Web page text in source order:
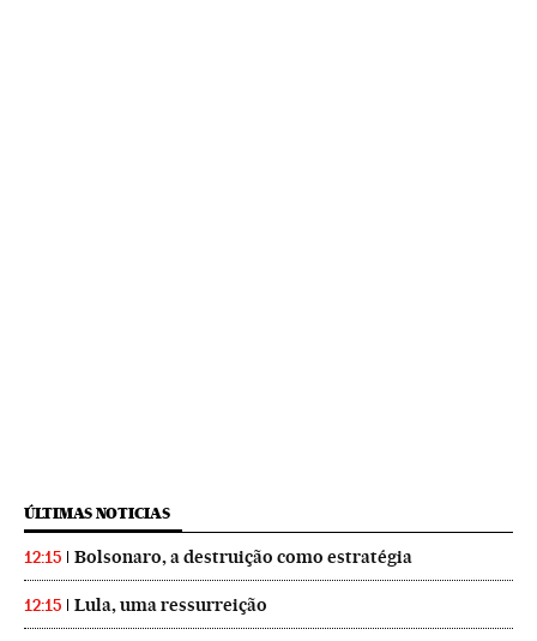
ÚLTIMAS NOTICIAS
12:15 Bolsonaro, a destruição como estratégia
12:15 Lula, uma ressurreição